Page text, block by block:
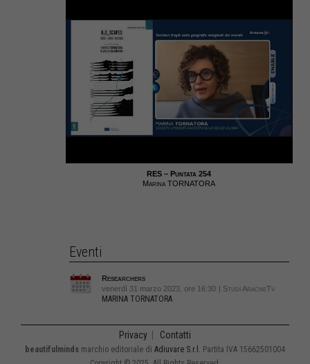
RES – Puntata 254
Marina TORNATORA
Eventi
Researchers
venerdì 31 marzo 2023, ore 16:30 | Studi AracneTv
MARINA TORNATORA
Privacy Contatti
beautifulminds marchio editoriale di Adiuvare S.r.l. Partita IVA 15662501004